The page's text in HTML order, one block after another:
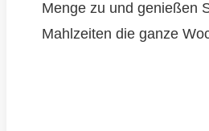
Menge zu und genießen
Mahlzeiten die ganze